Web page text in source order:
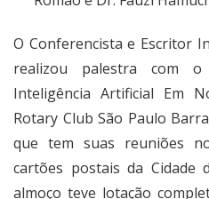
O Conferencista e Escritor
realizou palestra com
Inteligência Artificial Em
Rotary Club São Paulo
que tem suas reuniões
cartões postais da Cidade
almoço teve lotação